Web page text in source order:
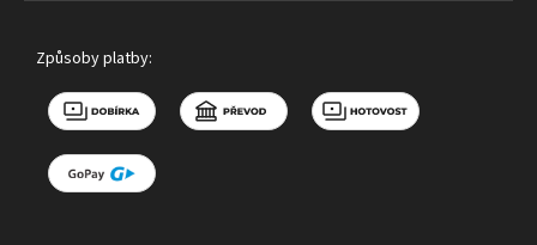
Způsoby platby: